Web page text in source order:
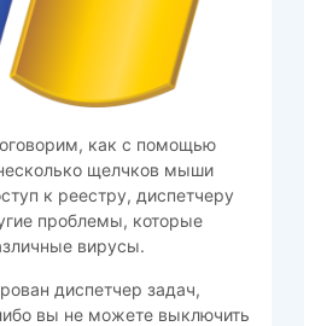
как с помощью
щелчков мыши
к реестру, диспетчеру
проблемы, которые
вирусы.
диспетчер задач,
вы не можете выключить